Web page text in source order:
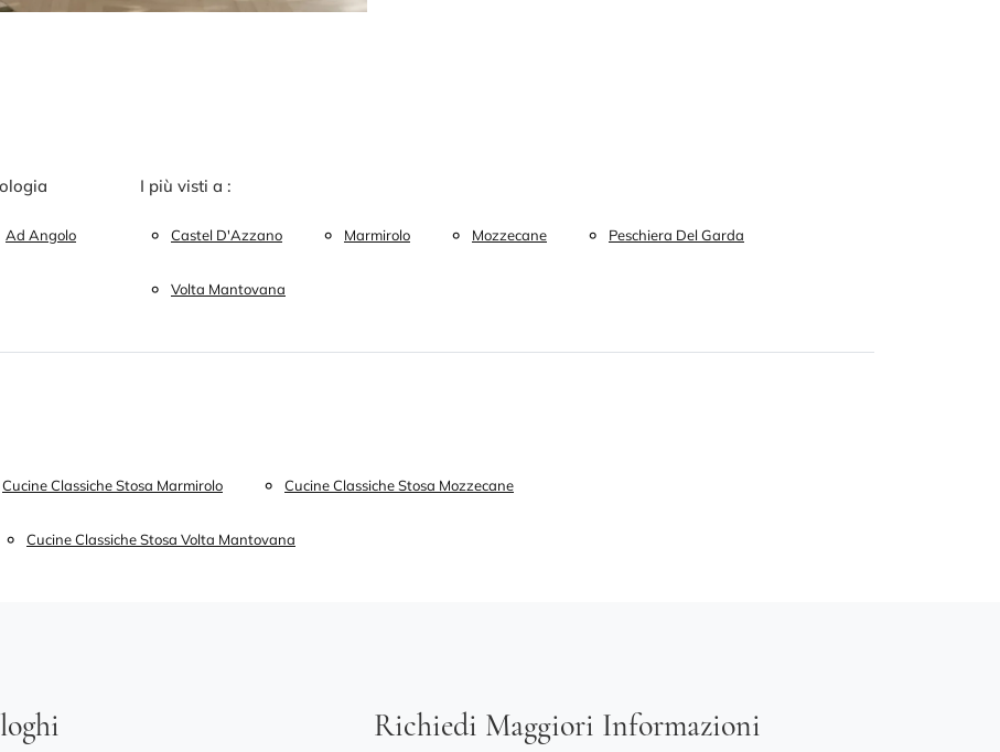
Ad Angolo
I più visti a :
Castel D'Azzano Marmirolo Mozzecane Peschiera Del Garda
Volta Mantovana
Cucine Classiche Stosa Marmirolo Cucine Classiche Stosa Mozzecane
Cucine Classiche Stosa Volta Mantovana
Richiedi Maggiori Informazioni